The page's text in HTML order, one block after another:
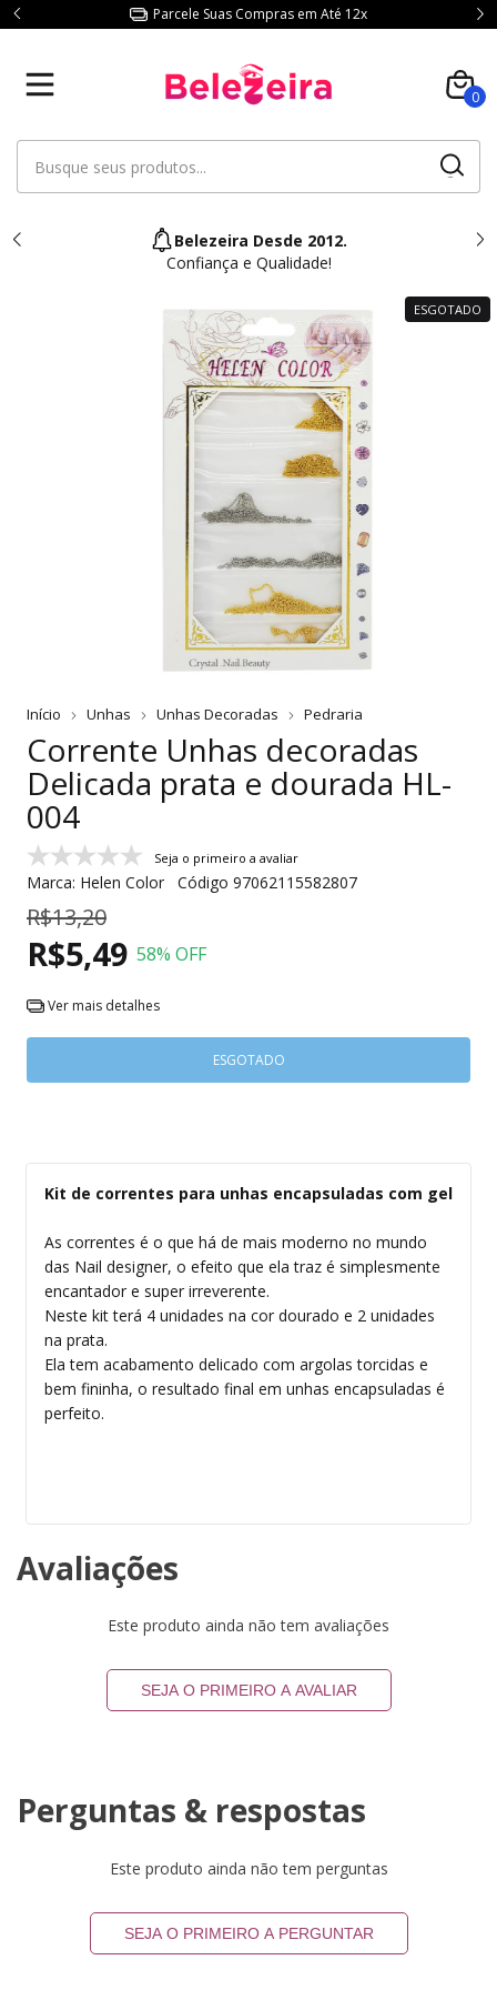
Parcele Suas Compras em Até 12x
0
Belezeira Desde 2012.
Confiança e Qualidade!
ESGOTADO
Início Unhas Unhas Decoradas Pedraria
Corrente Unhas decoradas
Delicada prata e dourada HL-
004
Seja o primeiro a avaliar
Marca: Helen Color Código 97062115582807
R$13,20
R$5,49 58% OFF
Ver mais detalhes
Kit de correntes para unhas encapsuladas com gel
As correntes é o que há de mais moderno no mundo
das Nail designer, o efeito que ela traz é simplesmente
encantador e super irreverente.
Neste kit terá 4 unidades na cor dourado e 2 unidades
na prata.
Ela tem acabamento delicado com argolas torcidas e
bem fininha, o resultado final em unhas encapsuladas é
perfeito.
Avaliações
Este produto ainda não tem avaliações
SEJA O PRIMEIRO A AVALIAR
Perguntas & respostas
Este produto ainda não tem perguntas
SEJA O PRIMEIRO A PERGUNTAR